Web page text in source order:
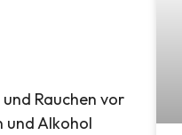
Rauchen vor
und Alkohol